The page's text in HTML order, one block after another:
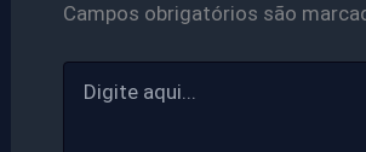
Campos obrigatórios são
aqui...